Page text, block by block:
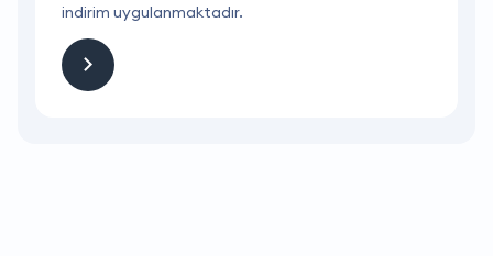
indirim uygulanmaktadır.